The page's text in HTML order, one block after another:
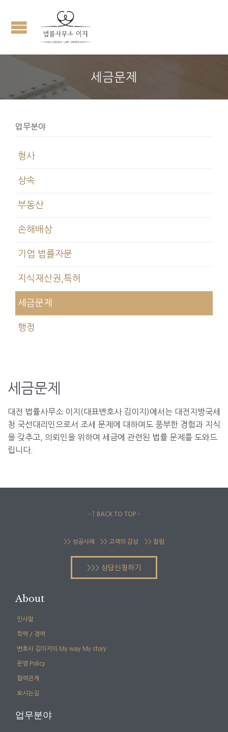
세금문제
업무분야
형사
상속
부동산
손해배상
기업 법률자문
지식재산권,특허
세금문제
행정
세금문제
대전 법률사무소 이지(대표변호사 김이지)에서는 대전지방국세
청 국선대리인으로서 조세 문제에 대하여도 풍부한 경험과 지식
을 갖추고, 의뢰인을 위하여 세금에 관련된 법률 문제를 도와드
립니다.
– ↑ BACK TO TOP –
>> 성공사례 >> 고객의 감상 >> 칼럼
>>> 상담신청하기
About
인사말
학력 / 경력
변호사 김이지의 My way My story
운영 Policy
협력관계
오시는길
업무분야